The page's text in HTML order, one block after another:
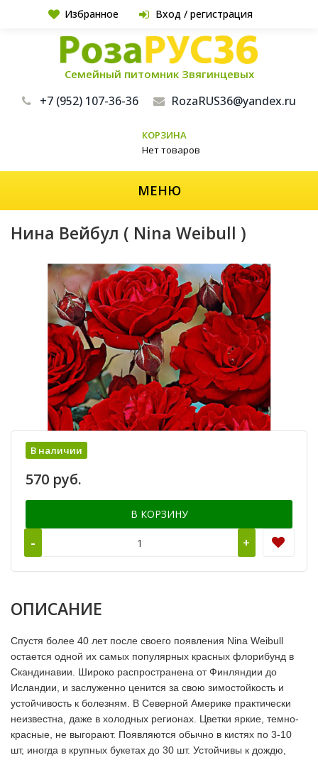
Избранное Вход / регистрация
Семейный питомник Звягинцевых
+7 (952) 107-36-36 RozaRUS36@yandex.ru
КОРЗИНА
Нет товаров
МЕНЮ
Нина Вейбул ( Nina Weibull )
В наличии
570 руб.
В КОРЗИНУ
- +
ОПИСАНИЕ
Спустя более 40 лет после своего появления Nina Weibull
остается одной их самых популярных красных флорибунд в
Скандинавии. Широко распространена от Финляндии до
Исландии, и заслуженно ценится за свою зимостойкость и
устойчивость к болезням. В Северной Америке практически
неизвестна, даже в холодных регионах. Цветки яркие, темно-
красные, не выгорают. Появляются обычно в кистях по 3-10
шт, иногда в крупных букетах до 30 шт. Устойчивы к дождю,